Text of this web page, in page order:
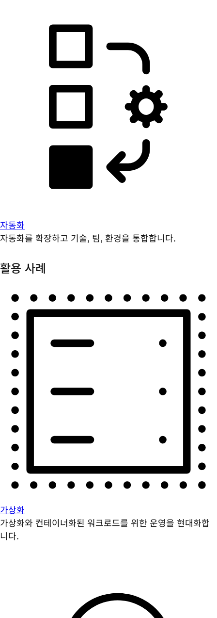
자동화
자동화를 확장하고 기술, 팀, 환경을 통합합니다.
활용 사례
가상화
가상화와 컨테이너화된 워크로드를 위한 운영을 현대화합
니다.